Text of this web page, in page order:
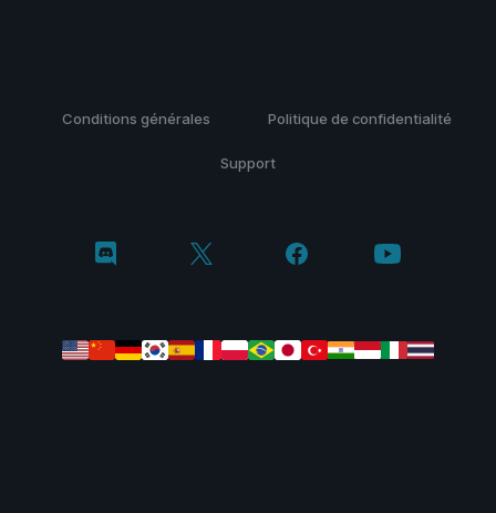
Conditions générales Politique de confidentialité
Support